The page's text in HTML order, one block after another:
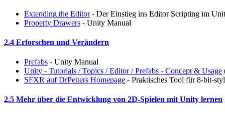
Extending the Editor- Der Einstieg ins Editor Scripting im
Property Drawers - Unity Manual
2.4 Erforschen und Verändern
Prefabs - Unity Manual
Unity - Tutorials / Topics / Editor / Prefabs - Concept & Usage
SFXR auf DrPetters Homepage - Praktisches Tool für 8-bit-
2.5 Mehr über die Entwicklung von 2D-Spielen mit Unity lernen